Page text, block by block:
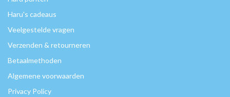
Haru's cadeaus
Veelgestelde vragen
Verzenden & retourneren
Betaalmethoden
Algemene voorwaarden
Privacy Policy